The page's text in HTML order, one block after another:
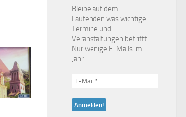
Bleibe auf dem
Laufenden was wichtige
Termine und
Veranstaltungen betrifft.
Nur wenige E-Mails im
Jahr.